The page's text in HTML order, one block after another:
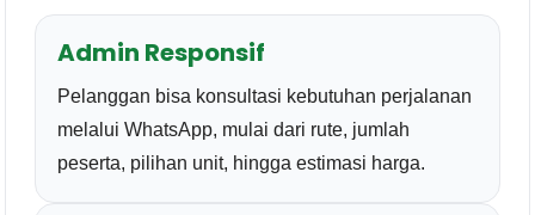
Admin Responsif
Pelanggan bisa konsultasi kebutuhan perjalanan
melalui WhatsApp, mulai dari rute, jumlah
peserta, pilihan unit, hingga estimasi harga.